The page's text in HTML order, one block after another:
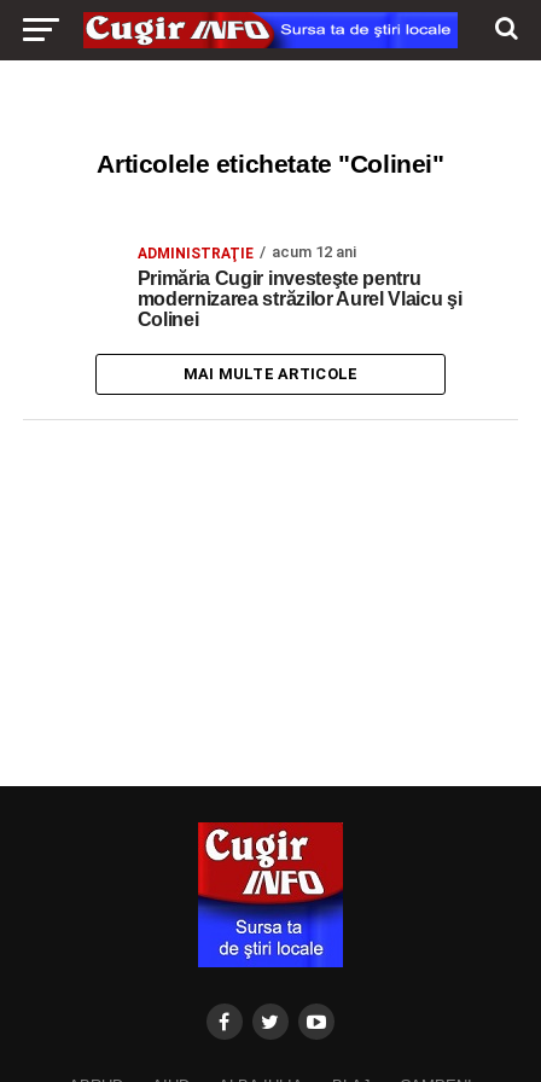
Articolele etichetate "Colinei"
ADMINISTRAŢIE acum 12 ani
Primăria Cugir investeşte pentru
modernizarea străzilor Aurel Vlaicu şi
Colinei
MAI MULTE ARTICOLE